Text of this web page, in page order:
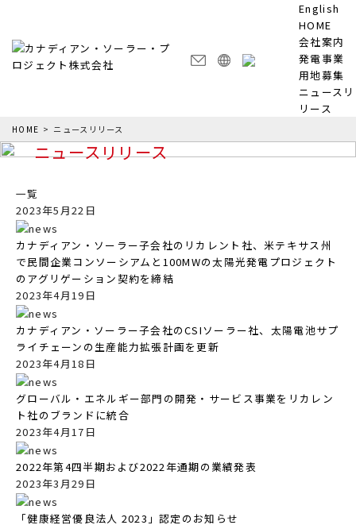
English
HOME
会社案内
発電事業
用地募集
ニュースリ
リース
HOME > ニュースリリース
ニュースリリース
一覧
2023年5月22日
カナディアン・ソーラー子会社のリカレント社、米テキサス州
で民間企業コンソーシアムと100MWの太陽光発電プロジェクト
のアグリゲーション契約を締結
2023年4月19日
カナディアン・ソーラー子会社のCSIソーラー社、太陽電池サプ
ライチェーンの生産能力拡張計画を更新
2023年4月18日
グローバル・エネルギー部門の開発・サービス事業をリカレン
ト社のブランドに統合
2023年4月17日
2022年第4四半期および2022年通期の業績発表
2023年3月29日
「健康経営優良法人 2023」認定のお知らせ